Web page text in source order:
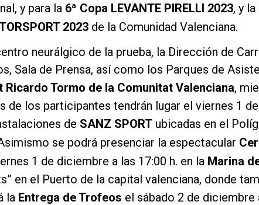
y para la 6ª Copa LEVANTE PIRELLI 2023, y la
2023 de la Comunidad Valenciana.
neurálgico de la prueba, la Dirección de
Sala de Prensa, así como los Parques de
Ricardo Tormo de la Comunitat Valenciana,
de los participantes tendrán lugar el viernes 1
de SANZ SPORT ubicadas en el
se podrá presenciar la espectacular
1 de diciembre a las 17:00 h. en la Marina
en el Puerto de la capital valenciana, donde
la Entrega de Trofeos el sábado 2 de diciembre